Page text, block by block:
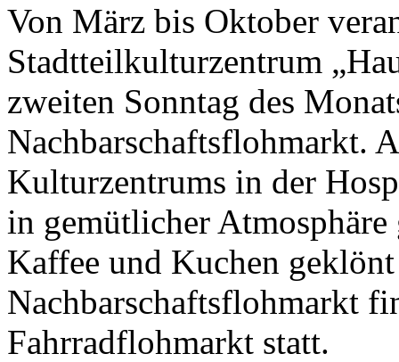
Von März bis Oktober
Stadtteilkulturzentrum
zweiten Sonntag des
Nachbarschaftsflohmarkt.
Kulturzentrums in der
in gemütlicher
Kaffee und Kuchen
Nachbarschaftsflohmarkt
Fahrradflohmarkt statt.